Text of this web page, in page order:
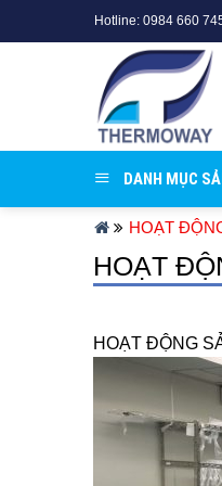
to
Hotline: 0984 660
DANH MỤC
HOẠT
HOẠT
HOẠT ĐỘNG